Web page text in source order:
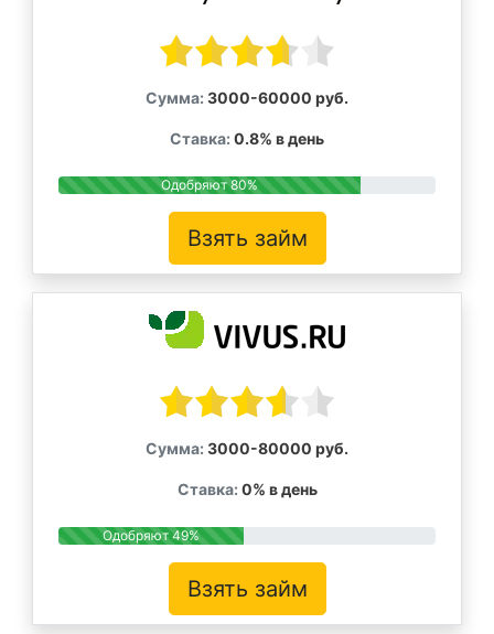
Сумма: 3000-60000 руб.
Ставка: 0.8% в день
Одобряют 80%
Взять займ
Сумма: 3000-80000 руб.
Ставка: 0% в день
Одобряют 49%
Взять займ